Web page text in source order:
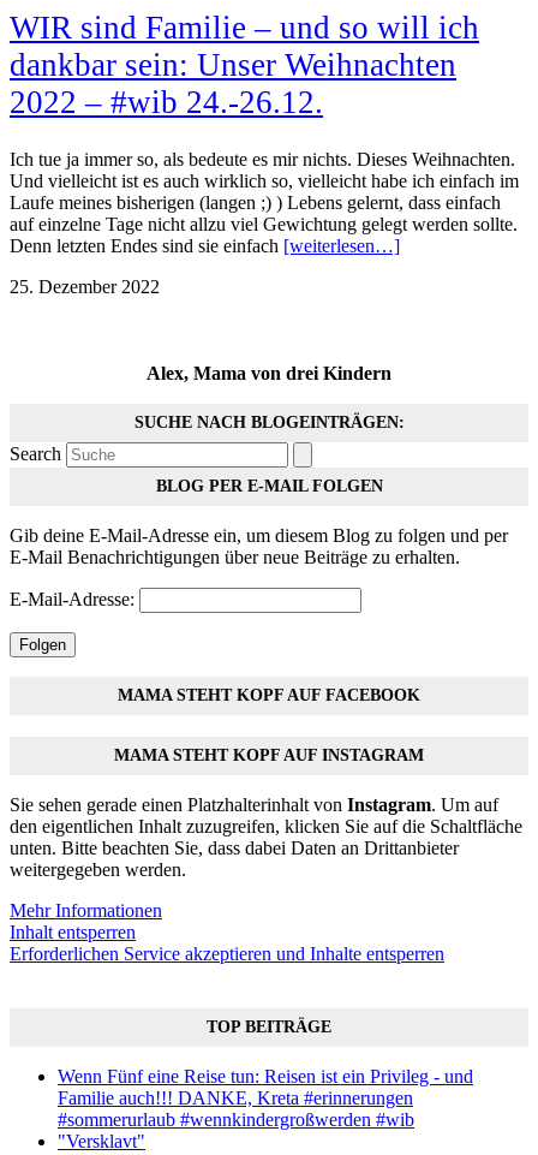
WIR sind Familie – und so will ich
dankbar sein: Unser Weihnachten
2022 – #wib 24.-26.12.
Ich tue ja immer so, als bedeute es mir nichts. Dieses Weihnachten.
Und vielleicht ist es auch wirklich so, vielleicht habe ich einfach im
Laufe meines bisherigen (langen ;) ) Lebens gelernt, dass einfach
auf einzelne Tage nicht allzu viel Gewichtung gelegt werden sollte.
Denn letzten Endes sind sie einfach [weiterlesen…]
25. Dezember 2022
Alex, Mama von drei Kindern
SUCHE NACH BLOGEINTRÄGEN:
Search
BLOG PER E-MAIL FOLGEN
Gib deine E-Mail-Adresse ein, um diesem Blog zu folgen und per
E-Mail Benachrichtigungen über neue Beiträge zu erhalten.
E-Mail-Adresse:
Folgen
MAMA STEHT KOPF AUF FACEBOOK
MAMA STEHT KOPF AUF INSTAGRAM
Sie sehen gerade einen Platzhalterinhalt von Instagram. Um auf
den eigentlichen Inhalt zuzugreifen, klicken Sie auf die Schaltfläche
unten. Bitte beachten Sie, dass dabei Daten an Drittanbieter
weitergegeben werden.
Mehr Informationen
Inhalt entsperren
Erforderlichen Service akzeptieren und Inhalte entsperren
TOP BEITRÄGE
Wenn Fünf eine Reise tun: Reisen ist ein Privileg - und
Familie auch!!! DANKE, Kreta #erinnerungen
#sommerurlaub #wennkindergroßwerden #wib
"Versklavt"